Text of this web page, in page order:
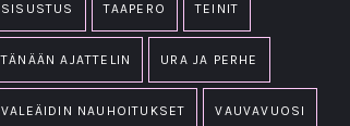
SISUSTUS TAAPERO TEINIT
TÄNÄÄN AJATTELIN URA JA PERHE
VALEÄIDIN NAUHOITUKSET VAUVAVUOSI